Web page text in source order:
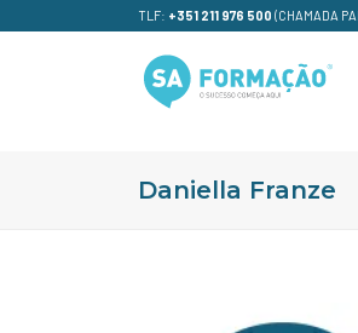
TLF: +351 211 976 500 (CHAMADA
Daniella Franze